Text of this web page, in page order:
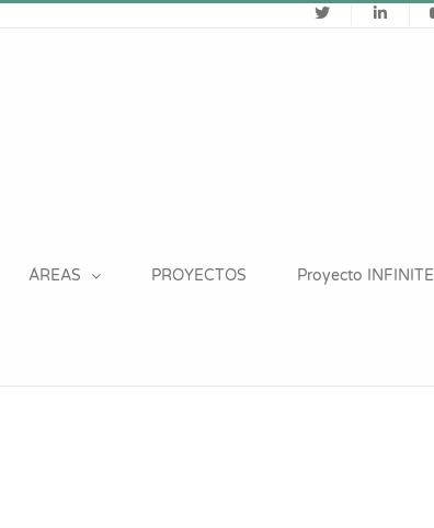
ÁREAS PROYECTOS Proyecto INFINITE